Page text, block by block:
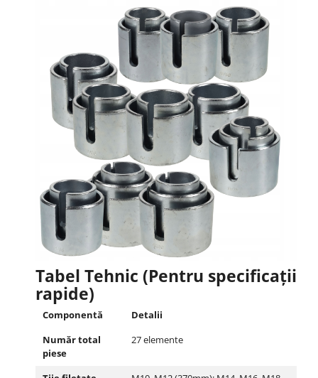
Tabel Tehnic (Pentru specificații
rapide)
Componentă
Detalii
Număr total
piese
27 elemente